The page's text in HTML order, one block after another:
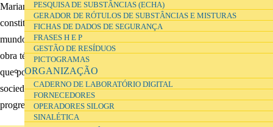
PESQUISA DE SUBSTÂNCIAS (ECHA)
GERADOR DE RÓTULOS DE SUBSTÂNCIAS E MISTURAS
FICHAS DE DADOS DE SEGURANÇA
FRASES H E P
GESTÃO DE RESÍDUOS
PICTOGRAMAS
ORGANIZAÇÃO
CADERNO DE LABORATÓRIO DIGITAL
FORNECEDORES
OPERADORES SILOGR
SINALÉTICA
Mariano Fernández Enguita,
constituye un ambicioso y documentado análisis de los retos que el
mundo de nuestros días plantea a la educación institucional. No es una
obra técnica ni circunscrita a los profesionales de la enseñanza, sino
que por su amplitud puede contribuir a la reflexión, ya viva en nuestra
sociedad, sobre el papel de la educación como factor de cohesión y
progreso.